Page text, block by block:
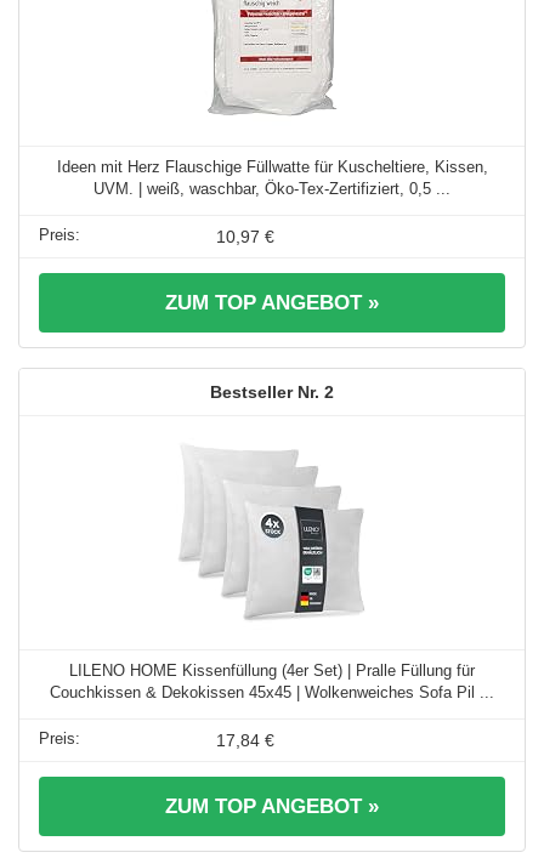
Ideen mit Herz Flauschige Füllwatte für Kuscheltiere, Kissen,
UVM. | weiß, waschbar, Öko-Tex-Zertifiziert, 0,5 ...
10,97 €
ZUM TOP ANGEBOT »
2
LILENO HOME Kissenfüllung (4er Set) | Pralle Füllung für
Couchkissen & Dekokissen 45x45 | Wolkenweiches Sofa Pil ...
17,84 €
ZUM TOP ANGEBOT »